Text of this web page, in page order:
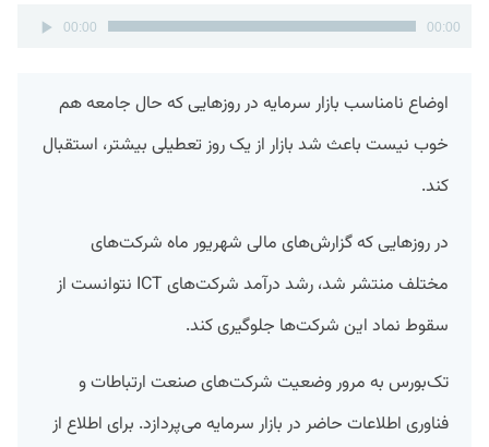
پخش‌کننده
00:00 00:00
اوضاع نامناسب بازار سرمایه در روزهایی که حال جامعه هم
خوب نیست باعث شد بازار از یک روز تعطیلی بیشتر، استقبال
کند.
در روزهایی که گزارش‌های مالی شهریور ماه شرکت‌های
مختلف منتشر شد، رشد درآمد شرکت‌های ICT نتوانست از
سقوط نماد این شرکت‌ها جلوگیری کند.
تک‌بورس به مرور وضعیت شرکت‌های صنعت ارتباطات و
فناوری اطلاعات حاضر در بازار سرمایه می‌پردازد. برای اطلاع از